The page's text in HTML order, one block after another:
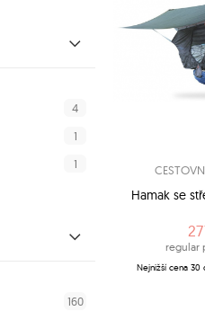
4
1
1
160
Hamak se
regular
Nejnižší cena 30